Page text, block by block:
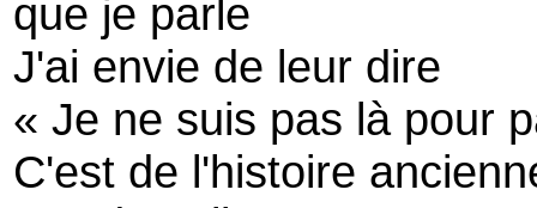
que je parle
J'ai envie de leur dire
« Je ne suis pas là pour
C'est de l'histoire